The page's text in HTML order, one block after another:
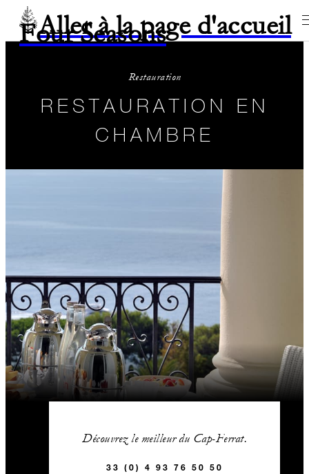
Aller à la page d'accueil
Four Seasons
Restauration
RESTAURATION EN
CHAMBRE
Découvrez le meilleur du Cap-Ferrat.
33 (0) 4 93 76 50 50